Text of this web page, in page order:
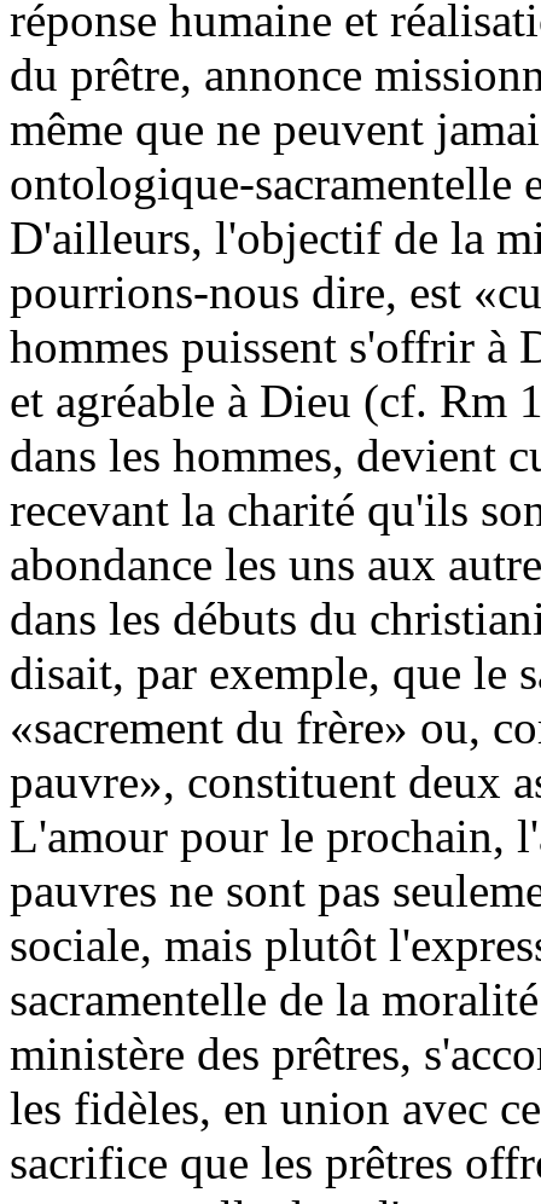
réponse humaine et
du prêtre, annonce
même que ne peuvent
ontologique-sacramentelle
D'ailleurs, l'objectif de la
pourrions-nous dire, est
hommes puissent s'offrir à
et agréable à Dieu (cf. Rm
dans les hommes, devient
recevant la charité qu'ils
abondance les uns aux
dans les débuts du
disait, par exemple, que le
«sacrement du frère» ou,
pauvre», constituent deux
L'amour pour le prochain,
pauvres ne sont pas
sociale, mais plutôt
sacramentelle de la
ministère des prêtres,
les fidèles, en union avec
sacrifice que les prêtres